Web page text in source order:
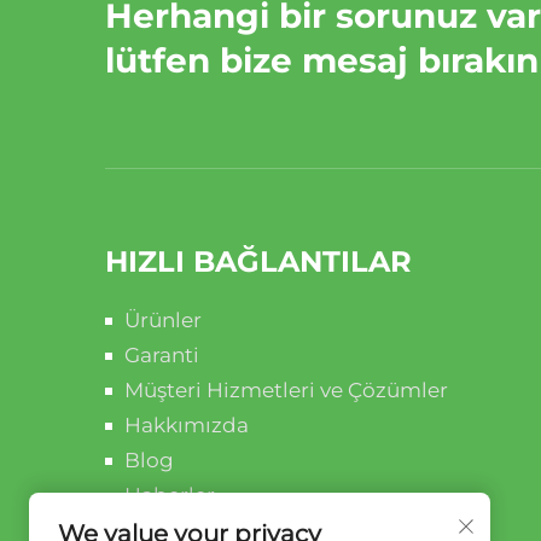
Herhangi bir sorunuz
lütfen bize mesaj bırakın
HIZLI BAĞLANTILAR
Ürünler
Garanti
Müşteri Hizmetleri ve Çözümler
Hakkımızda
Blog
Haberler
Bize Ulaşın
We value your privacy